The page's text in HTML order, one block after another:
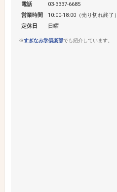
電話
03-3337-6685
営業時間
10:00-18:00（売り切れ終了）
定休日
日曜
※すぎなみ学倶楽部でも紹介しています。